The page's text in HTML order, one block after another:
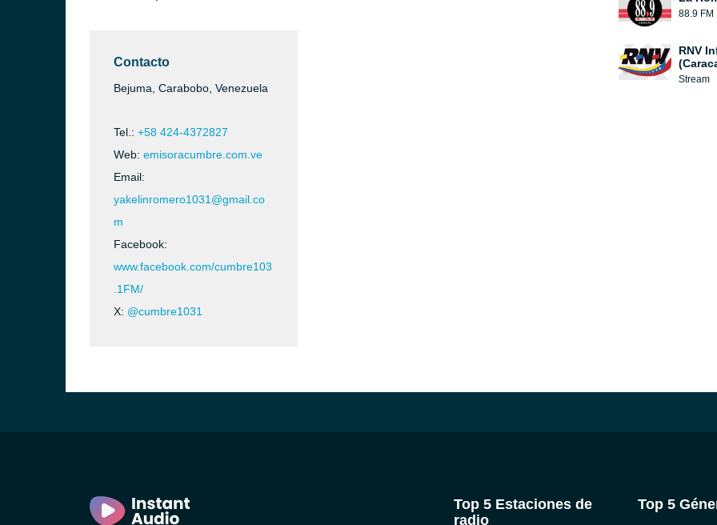
A TIEMPO COMPLETO
Contacto
Bejuma, Carabobo, Venezuela
Tel.: +58 424-4372827
Web: emisoracumbre.com.ve
Email:
yakelinromero1031@gmail.co
m
Facebook:
www.facebook.com/cumbre103
.1FM/
X: @cumbre1031
88.9 FM
RNV
Stream
Top 5 Estaciones de
radio
Top 5